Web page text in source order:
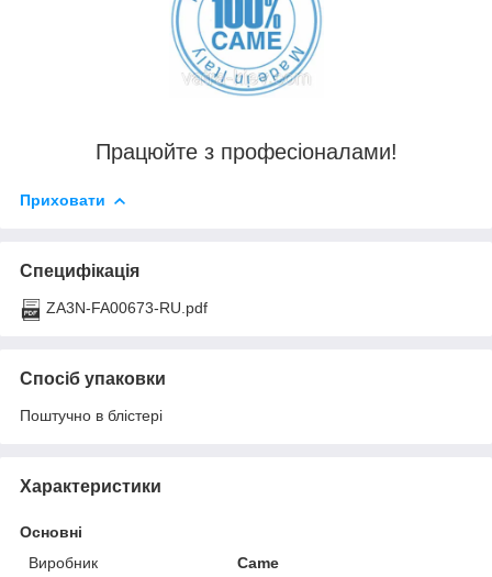
Працюйте з професіоналами!
Приховати
Специфікація
ZA3N-FA00673-RU.pdf
Спосіб упаковки
Поштучно в блістері
Характеристики
Основні
Виробник
Came